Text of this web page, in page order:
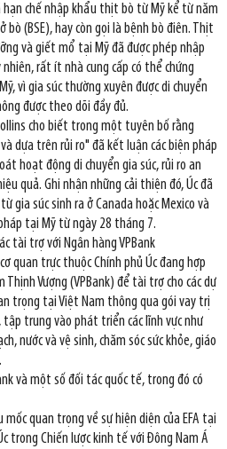
hạn chế nhập khẩu thịt bò từ Mỹ kể từ năm
bò (BSE), hay còn gọi là bệnh bò điên. Thịt
và giết mổ tại Mỹ đã được phép nhập
rất ít nhà cung cấp có thể chứng
vì gia súc thường xuyên được di chuyển
được theo dõi đầy đủ.
cho biết trong một tuyên bố rằng
dựa trên rủi ro" đã kết luận các biện pháp
hoạt động di chuyển gia súc, rủi ro an
quả. Ghi nhận những cải thiện đó, Úc đã
gia súc sinh ra ở Canada hoặc Mexico và
tại Mỹ từ ngày 28 tháng 7.
tài trợ với Ngân hàng VPBank
quan trực thuộc Chính phủ Úc đang hợp
Thịnh Vượng (VPBank) để tài trợ cho các dự
trọng tại Việt Nam thông qua gói vay trị
tập trung vào phát triển các lĩnh vực như
nước và vệ sinh, chăm sóc sức khỏe, giáo
và một số đối tác quốc tế, trong đó có
quan trọng về sự hiện diện của EFA tại
trong Chiến lược kinh tế với Đông Nam Á